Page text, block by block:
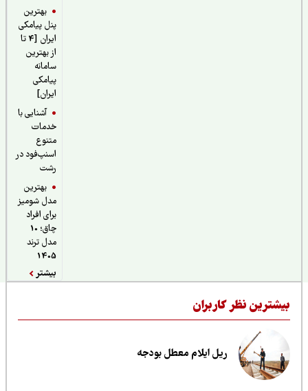
بهترین
پنل پیامکی
ایران [4 تا
از بهترین
سامانه
پیامکی
آشنایی با
خدمات
اسنپ‌فود در
بهترین
مدل شومیز
برای افراد
چاق؛ 10
مدل ترند
نظر کاربران
ریل ایلام معطل بودجه